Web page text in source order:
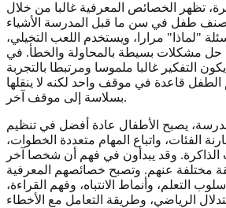
تظهر الخصائص المعرفية غالبا من خلال
طفل في سن ما قبل المدرسة الأشياء
"لماذا" مرارا، ويستخدم اللعب التخيلي،
حل مشكلات بسيطة بالمحاولة والخطأ. في
التفكير غالبا ملموسا ومرتبطا بالتجربة
الطفل قاعدة في موقف واحد لكنه لا ينقلها
بسلاسة إلى موقف آخر.
يصبح الأطفال عادة أفضل في تنظيم
الفئات، واتباع المهام متعددة الخطوات،
الذاكرة. وقد يبدأون في فهم أن شخصا آخر
مختلفة عنهم. وتصبح خصائصهم المعرفية
التعلم، وأنماط الانتباه، وفهم القراءة،